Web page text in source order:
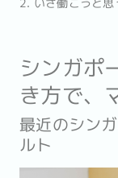
2. いざ働こうと思
シンガポ
き方で、
最近のシン
ルト